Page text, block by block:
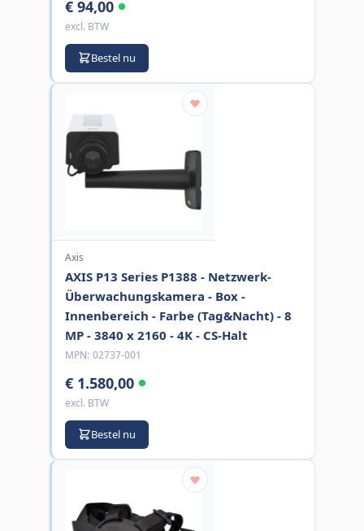
€ 94,00
excl. BTW
Bestel nu
Axis
AXIS P13 Series P1388 - Netzwerk-
Überwachungskamera - Box -
Innenbereich - Farbe (Tag&Nacht) - 8
MP - 3840 x 2160 - 4K - CS-Halt
MPN: 02737-001
€ 1.580,00
excl. BTW
Bestel nu